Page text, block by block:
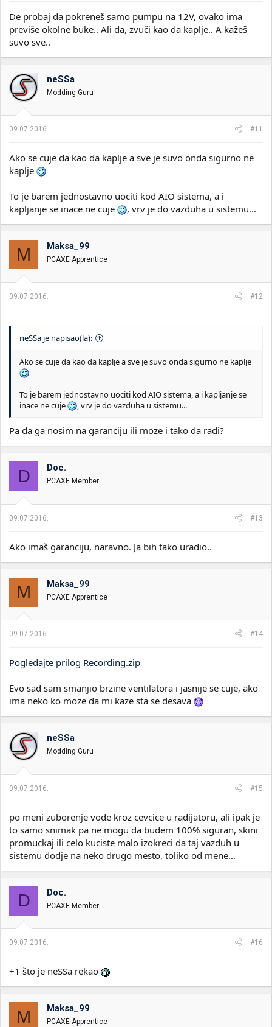
De probaj da pokreneš samo pumpu na 12V, ovako ima
previše okolne buke.. Ali da, zvuči kao da kaplje.. A kažeš
suvo sve..
neSSa
Modding Guru
09.07.2016. #11
Ako se cuje da kao da kaplje a sve je suvo onda sigurno ne
kaplje
To je barem jednostavno uociti kod AIO sistema, a i
kapljanje se inace ne cuje
, vrv je do vazduha u sistemu...
M Maksa_99
PCAXE Apprentice
09.07.2016. #12
neSSa je napisao(la):
Ako se cuje da kao da kaplje a sve je suvo onda sigurno ne kaplje
To je barem jednostavno uociti kod AIO sistema, a i kapljanje se
inace ne cuje
, vrv je do vazduha u sistemu...
Pa da ga nosim na garanciju ili moze i tako da radi?
D Doc.
PCAXE Member
09.07.2016. #13
Ako imaš garanciju, naravno. Ja bih tako uradio..
M Maksa_99
PCAXE Apprentice
09.07.2016. #14
Pogledajte prilog Recording.zip
Evo sad sam smanjio brzine ventilatora i jasnije se cuje, ako
ima neko ko moze da mi kaze sta se desava
neSSa
Modding Guru
09.07.2016. #15
po meni zuborenje vode kroz cevcice u radijatoru, ali ipak je
to samo snimak pa ne mogu da budem 100% siguran, skini
promuckaj ili celo kuciste malo izokreci da taj vazduh u
sistemu dodje na neko drugo mesto, toliko od mene...
D Doc.
PCAXE Member
09.07.2016. #16
+1 što je neSSa rekao
M Maksa_99
PCAXE Apprentice